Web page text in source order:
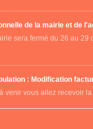
de la mairie et de
sera fermé du 26 au 29
: Modification
venir vous allez recevoir